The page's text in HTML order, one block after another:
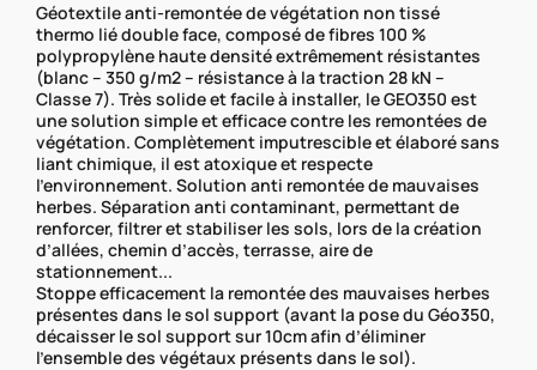
Géotextile anti-remontée de végétation non tissé
thermo lié double face, composé de fibres 100 %
polypropylène haute densité extrêmement résistantes
(blanc – 350 g/m2 – résistance à la traction 28 kN –
Classe 7). Très solide et facile à installer, le GEO350 est
une solution simple et efficace contre les remontées de
végétation. Complètement imputrescible et élaboré sans
liant chimique, il est atoxique et respecte
l’environnement. Solution anti remontée de mauvaises
herbes. Séparation anti contaminant, permettant de
renforcer, filtrer et stabiliser les sols, lors de la création
d’allées, chemin d’accès, terrasse, aire de
stationnement...
Stoppe efficacement la remontée des mauvaises herbes
présentes dans le sol support (avant la pose du Géo350,
décaisser le sol support sur 10cm afin d’éliminer
l’ensemble des végétaux présents dans le sol).